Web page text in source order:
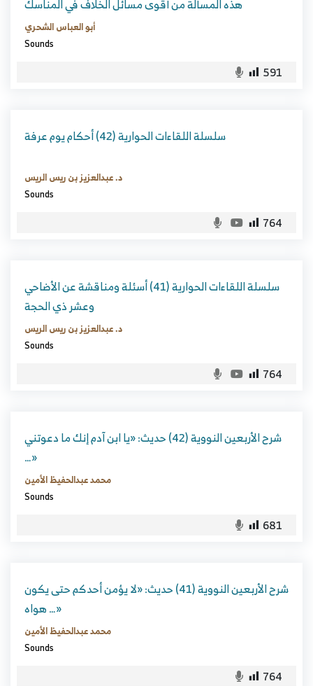
هذه المسألة من أقوى مسائل الخلاف في المناسك
أبو العباس الشحري
Sounds
591
سلسلة اللقاءات الحوارية (42) أحكام يوم عرفة
د. عبدالعزيز بن ريس الريس
Sounds
764
سلسلة اللقاءات الحوارية (41) أسئلة ومناقشة عن الأضاحي
وعشر ذي الحجة
د. عبدالعزيز بن ريس الريس
Sounds
764
شرح الأربعين النووية (42) حديث: «يا ابن آدم إنك ما دعوتني
…»
محمد عبدالحفيظ الأمين
Sounds
681
شرح الأربعين النووية (41) حديث: «لا يؤمن أحدكم حتى يكون
هواه …»
محمد عبدالحفيظ الأمين
Sounds
764